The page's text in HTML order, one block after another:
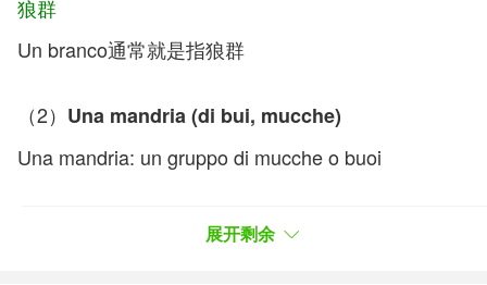
狼群
Un branco通常就是指狼群
（2） Una mandria (di bui, mucche)
Una mandria: un gruppo di mucche o buoi
展开剩余